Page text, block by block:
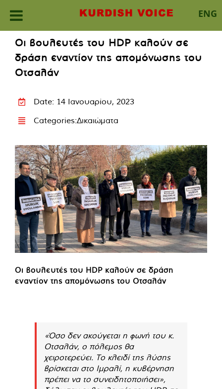
ENG
content
Οι βουλευτές του HDP καλούν σε
δράση εναντίον της απομόνωσης του
Οτσαλάν
Date: 14 Ιανουαρίου, 2023
Categories:Δικαιώματα
Οι βουλευτές του HDP καλούν σε δράση
εναντίον της απομόνωσης του Οτσαλάν
«Όσο δεν ακούγεται η φωνή του κ.
Οτσαλάν, ο πόλεμος θα
χειροτερεύει. Το κλειδί της λύσης
βρίσκεται στο Ιμραλί, η κυβέρνηση
πρέπει να το συνειδητοποιήσει»,